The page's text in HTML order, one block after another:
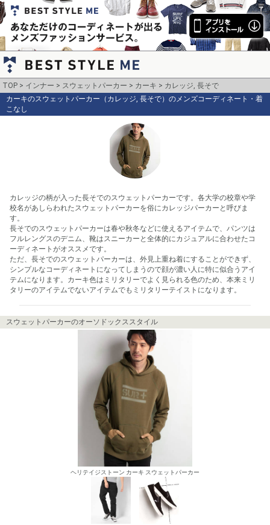
TOP インナー スウェットパーカー カーキ
カレッジ, 長そで
カーキのスウェットパーカー（カレッジ, 長そで）のメンズコーディネート・着
こなし
カレッジの柄が入った長そでのスウェットパーカーです。各大学の校章や学
校名があしらわれたスウェットパーカーを俗にカレッジパーカーと呼びま
す。
長そでのスウェットパーカーは春や秋冬などに使えるアイテムで、パンツは
フルレングスのデニム、靴はスニーカーと全体的にカジュアルに合わせたコ
ーディネートがオススメです。
ただ、長そでのスウェットパーカーは、外見上重ね着にすることができず、
シンプルなコーディネートになってしまうので顔が濃い人に特に似合うアイ
テムになります。カーキ色はミリタリーでよく見られる色のため、本来ミリ
タリーのアイテムでないアイテムでもミリタリーテイストになります。
スウェットパーカーのオーソドックススタイル
ヘリテイジストーン カーキ スウェットパーカー